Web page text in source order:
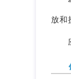
气
放和
应